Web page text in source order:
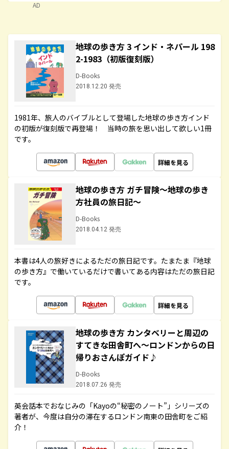
AD
地球の歩き方 3 インド・ネパール 198
2-1983（初版復刻版）
D-Books
2018.12.20 発売
1981年、旅人のバイブルとして登場した地球の歩き方インド
の初版が復刻版で再登場！ 当時の旅を思い出して欲しい1冊
です。
詳細を見る
地球の歩き方 ガチ冒険～地球の歩き
方社員の旅日記～
D-Books
2018.04.12 発売
本書は4人の旅好きによるただの旅日記です。たまたま『地球
の歩き方』で働いているだけで書いてある内容はただの旅日記
です。
詳細を見る
地球の歩き方 カンタベリーと周辺の
すてきな田舎町へ～ロンドンからの日
帰りおさんぽガイド♪
D-Books
2018.07.26 発売
英会話本でおなじみの「Kayoの“秘密のノート”」シリーズの
著者が、今度は自分の滞在するロンドン南東の田舎町をご紹
介！